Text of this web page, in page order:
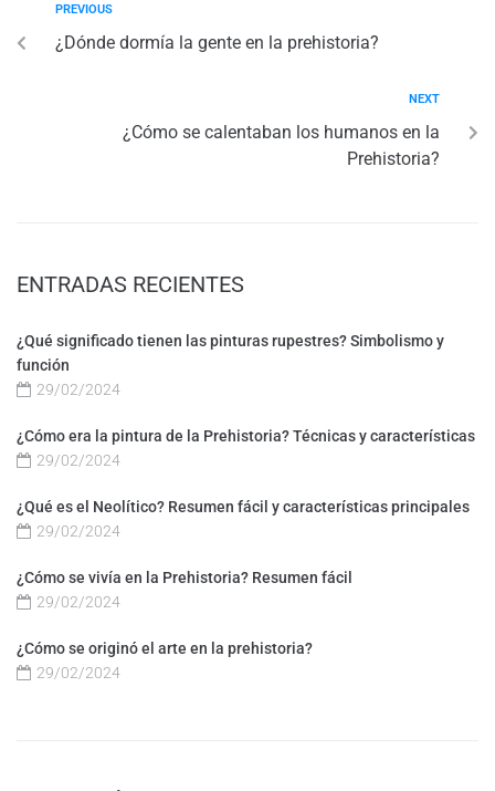
PREVIOUS
¿Dónde dormía la gente en la prehistoria?
NEXT
¿Cómo se calentaban los humanos en la
Prehistoria?
ENTRADAS RECIENTES
¿Qué significado tienen las pinturas rupestres? Simbolismo y
función
29/02/2024
¿Cómo era la pintura de la Prehistoria? Técnicas y características
29/02/2024
¿Qué es el Neolítico? Resumen fácil y características principales
29/02/2024
¿Cómo se vivía en la Prehistoria? Resumen fácil
29/02/2024
¿Cómo se originó el arte en la prehistoria?
29/02/2024